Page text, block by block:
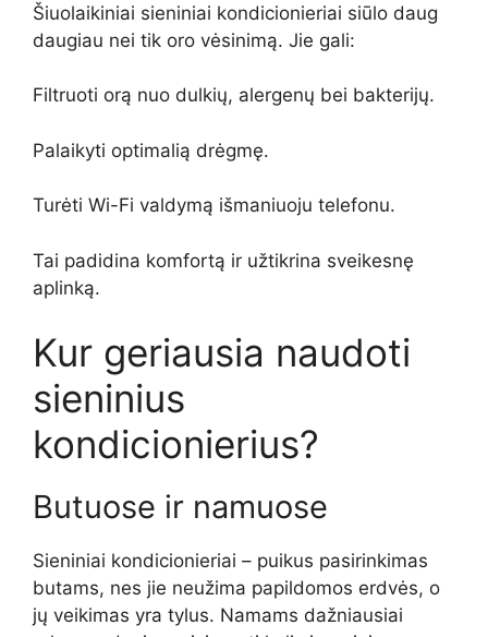
Šiuolaikiniai sieniniai kondicionieriai siūlo daug
daugiau nei tik oro vėsinimą. Jie gali:
Filtruoti orą nuo dulkių, alergenų bei bakterijų.
Palaikyti optimalią drėgmę.
Turėti Wi-Fi valdymą išmaniuoju telefonu.
Tai padidina komfortą ir užtikrina sveikesnę
aplinką.
Kur geriausia naudoti
sieninius
kondicionierius?
Butuose ir namuose
Sieniniai kondicionieriai – puikus pasirinkimas
butams, nes jie neužima papildomos erdvės, o
jų veikimas yra tylus. Namams dažniausiai